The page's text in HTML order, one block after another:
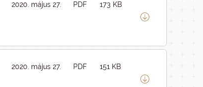
2020. május 27. PDF 173 KB
2020. május 27. PDF 151 KB